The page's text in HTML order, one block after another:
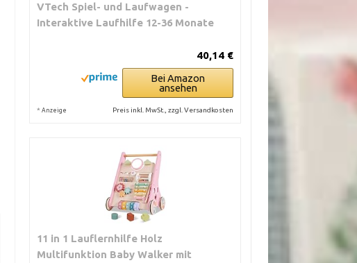
VTech Spiel- und Laufwagen -
Interaktive Laufhilfe 12-36 Monate
40,14 €
Bei Amazon
ansehen
* Anzeige Preis inkl. MwSt., zzgl. Versandkosten
11 in 1 Lauflernhilfe Holz
Multifunktion Baby Walker mit